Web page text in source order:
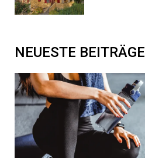
NEUESTE BEITRÄGE